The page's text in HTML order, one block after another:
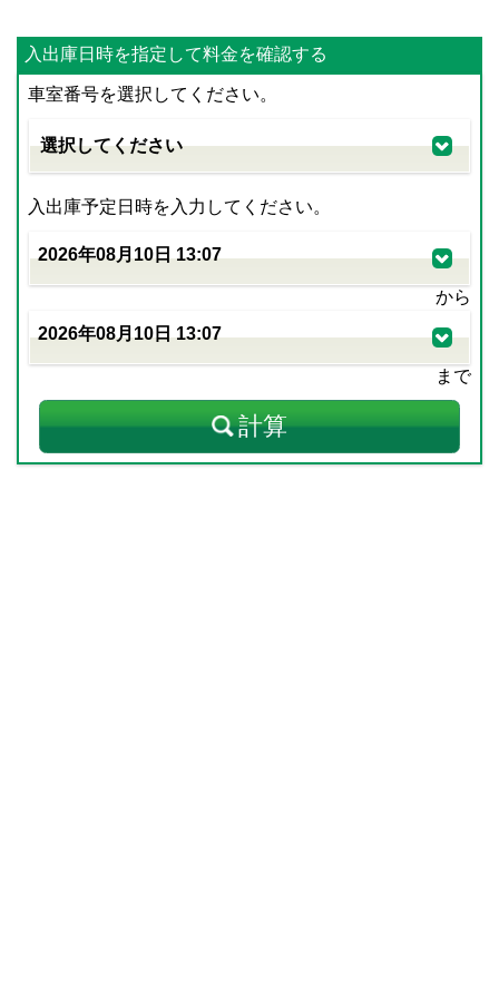
入出庫日時を指定して料金を確認する
車室番号を選択してください。
入出庫予定日時を入力してください。
から
まで
計算